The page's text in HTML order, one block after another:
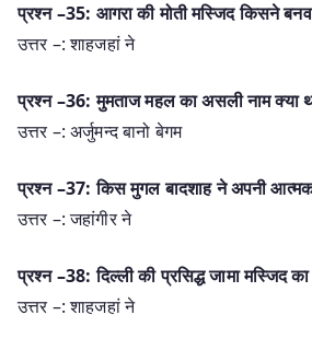
प्रश्न –35: आगरा की मोती मस्जिद किसने
उत्तर –: शाहजहां ने
प्रश्न –36: मुमताज महल का असली नाम क्या
उत्तर –: अर्जुमन्द बानो बेगम
प्रश्न –37: किस मुगल बादशाह ने अपनी
उत्तर –: जहांगीर ने
प्रश्न –38: दिल्ली की प्रसिद्ध जामा मस्जिद
उत्तर –: शाहजहां ने